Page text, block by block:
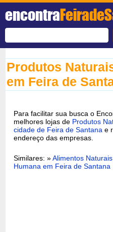
encontra
Produtos
em Feira de
Para facilitar sua busca o
melhores lojas de Produtos
cidade de Feira de Santana e
endereço das empresas.
Similares: »Alimentos
Humana em Feira de Santana